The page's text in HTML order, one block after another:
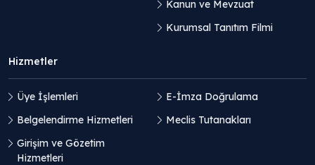
Kanun ve Mevzuat
Kurumsal Tanıtım Filmi
Hizmetler
Üye İşlemleri
Belgelendirme Hizmetleri
Girişim ve Gözetim
Hizmetleri
E-İmza Doğrulama
Meclis Tutanakları